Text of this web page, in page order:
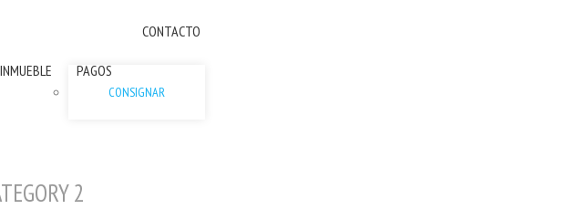
PAGOS
CONTACTO
CONSIGNAR
2